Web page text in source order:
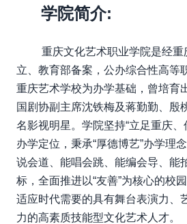
学院简介:
重庆文化艺术职业学院是经
立、教育部备案，公办综合性高等
重庆艺术学校为办学基础，曾培育
国剧协副主席沈铁梅及蒋勤勤、殷
名影视明星。学院坚持“立足重庆
办学定位，秉承“厚德博艺”办学理
说会道、能唱会跳、能编会导、能
标，全面推进以“友善”为核心的校
适应时代需要的具有舞台表演力、
力的高素质技能型文化艺术人才。